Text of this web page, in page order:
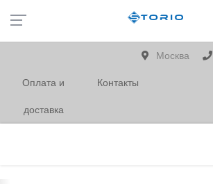
Москва
Оплата и
доставка
Контакты